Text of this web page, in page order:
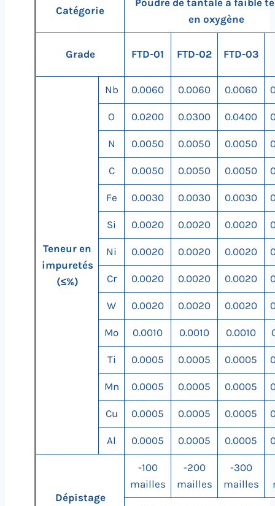
Catégorie
Poudre de tantale à faible
en oxygène
Grade FTD-01 FTD-02 FTD-03
Teneur en
impuretés
(≤%)
Nb 0.0060 0.0060 0.0060
O 0.0200 0.0300 0.0400
N 0.0050 0.0050 0.0050
C 0.0050 0.0050 0.0050
Fe 0.0030 0.0030 0.0030
Si 0.0020 0.0020 0.0020
Ni 0.0020 0.0020 0.0020
Cr 0.0020 0.0020 0.0020
W 0.0020 0.0020 0.0020
Mo 0.0010 0.0010 0.0010
Ti 0.0005 0.0005 0.0005
Mn 0.0005 0.0005 0.0005
Cu 0.0005 0.0005 0.0005
Al 0.0005 0.0005 0.0005
Dépistage
-100
mailles
-200
mailles
-300
mailles